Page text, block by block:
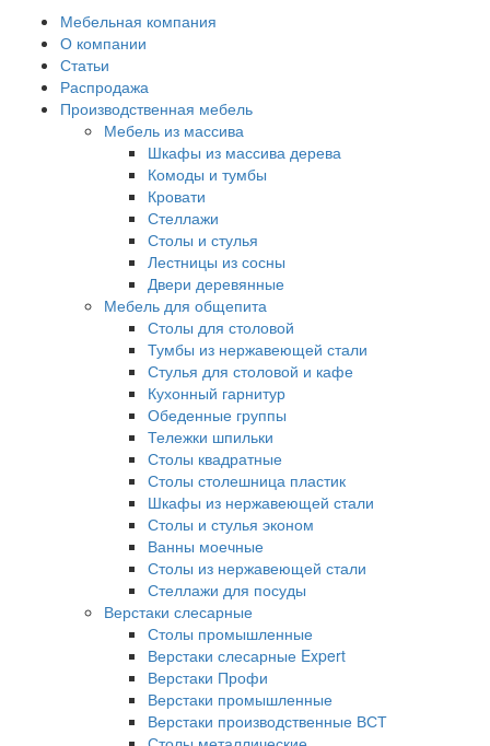
Мебельная компания
О компании
Статьи
Распродажа
Производственная мебель
Мебель из массива
Шкафы из массива дерева
Комоды и тумбы
Кровати
Стеллажи
Столы и стулья
Лестницы из сосны
Двери деревянные
Мебель для общепита
Столы для столовой
Тумбы из нержавеющей стали
Стулья для столовой и кафе
Кухонный гарнитур
Обеденные группы
Тележки шпильки
Столы квадратные
Столы столешница пластик
Шкафы из нержавеющей стали
Столы и стулья эконом
Ванны моечные
Столы из нержавеющей стали
Стеллажи для посуды
Верстаки слесарные
Столы промышленные
Верстаки слесарные Expert
Верстаки Профи
Верстаки промышленные
Верстаки производственные ВСТ